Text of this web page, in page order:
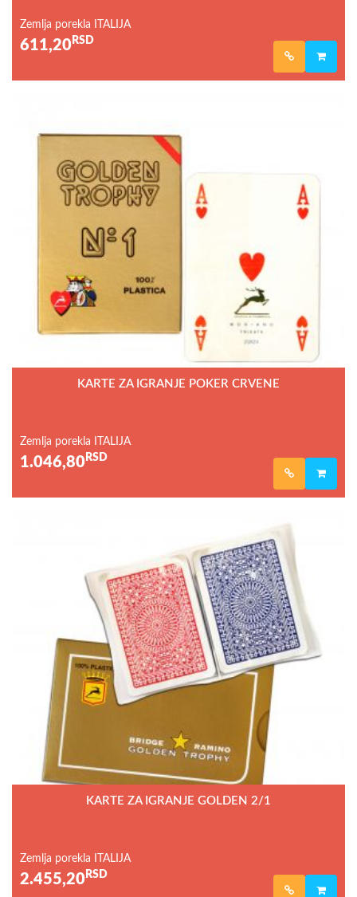
Zemlja porekla ITALIJA
611,20 RSD
KARTE ZA IGRANJE POKER CRVENE
Zemlja porekla ITALIJA
1.046,80 RSD
KARTE ZA IGRANJE GOLDEN 2/1
Zemlja porekla ITALIJA
2.455,20 RSD